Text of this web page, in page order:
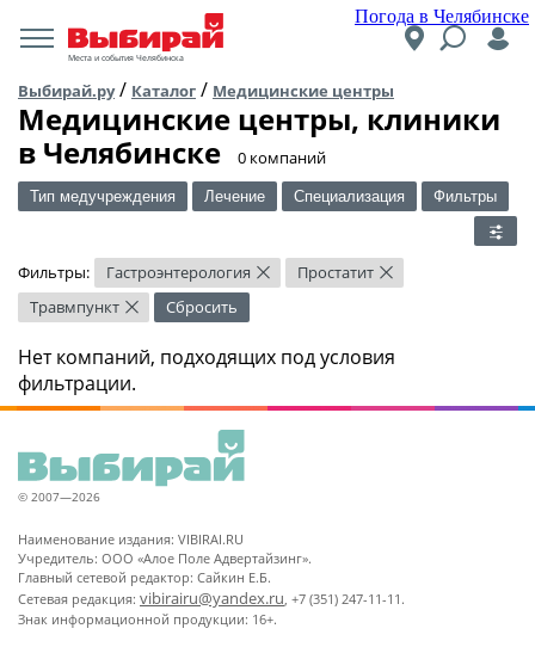
Погода в Челябинске
Места и события Челябинска
Выбирай.ру/ Каталог / Медицинские центры
Медицинские центры, клиники
в Челябинске
​0 компаний
Тип медучреждения Лечение Специализация Фильтры
Фильтры: Гастроэнтерология × Простатит ×
Травмпункт × Сбросить
Нет компаний, подходящих под условия
фильтрации.
© 2007—2026
Наименование издания: VIBIRAI.RU
Учредитель: ООО «Алое Поле Адвертайзинг».
Главный сетевой редактор: Сайкин Е.Б.
Сетевая редакция: vibirairu@yandex.ru, +7 (351) 247-11-11.
Знак информационной продукции: 16+.